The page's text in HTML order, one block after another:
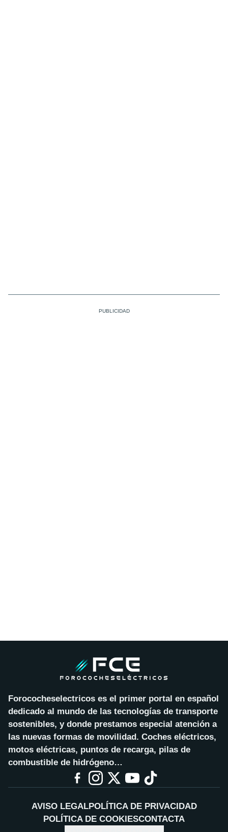
Forococheselectricos es el primer portal en español
dedicado al mundo de las tecnologías de transporte
sostenibles, y donde prestamos especial atención a
las nuevas formas de movilidad. Coches eléctricos,
motos eléctricas, puntos de recarga, pilas de
combustible de hidrógeno…
AVISO LEGALPOLÍTICA DE PRIVACIDAD
POLÍTICA DE COOKIESCONTACTA